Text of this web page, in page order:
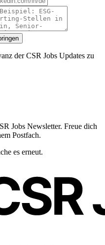
der CSR Jobs Updates zu
Jobs Newsletter. Freue dich
Postfach.
es erneut.